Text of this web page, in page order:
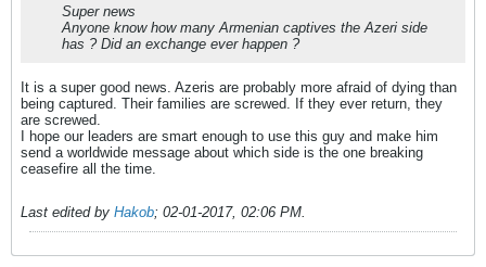
Super news
Anyone know how many Armenian captives the Azeri side
has ? Did an exchange ever happen ?
It is a super good news. Azeris are probably more afraid of dying than
being captured. Their families are screwed. If they ever return, they
are screwed.
I hope our leaders are smart enough to use this guy and make him
send a worldwide message about which side is the one breaking
ceasefire all the time.
Last edited by Hakob; 02-01-2017, 02:06 PM